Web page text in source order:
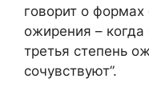
говорит о
ожирения –
третья степень
сочувствуют”.